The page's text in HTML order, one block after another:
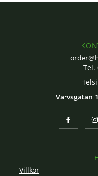
Tel.
Varvsgatan
Villkor